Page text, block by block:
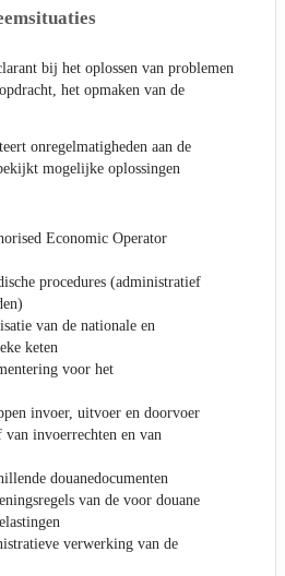
bij het oplossen van problemen
het opmaken van de
onregelmatigheden aan de
mogelijke oplossingen
Economic Operator
procedures (administratief
van de nationale en
keten
voor het
invoer, uitvoer en doorvoer
invoerrechten en van
douanedocumenten
van de voor douane
verwerking van de